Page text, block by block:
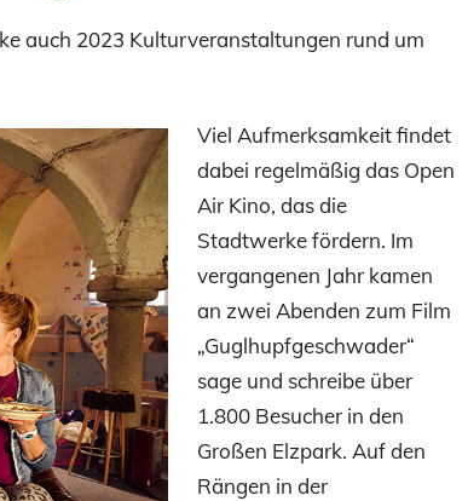
auch 2023 Kulturveranstaltungen rund um
Viel Aufmerksamkeit findet
dabei regelmäßig das Open
Air Kino, das die
Stadtwerke fördern. Im
vergangenen Jahr kamen
an zwei Abenden zum Film
„Guglhupf­geschwader“
sage und schreibe über
1.800 Besucher in den
Großen Elzpark. Auf den
Rängen in der